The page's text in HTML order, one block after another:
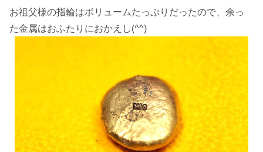
お祖父様の指輪はボリュームたっぷりだったので、余っ
た金属はおふたりにおかえし(^^)